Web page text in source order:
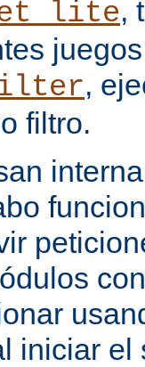
,
,
filtro.
iniciar el